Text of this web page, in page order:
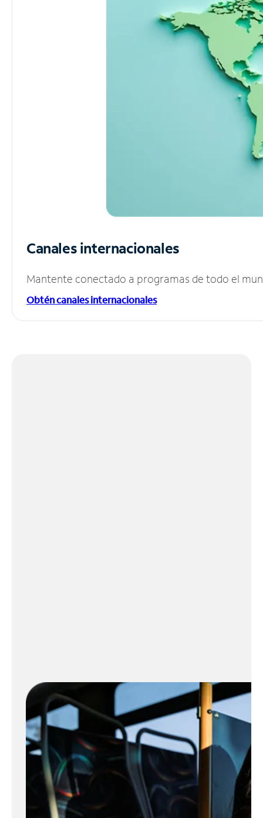
Canales internacionales
Mantente conectado a programas de todo el
Obtén canales internacionales